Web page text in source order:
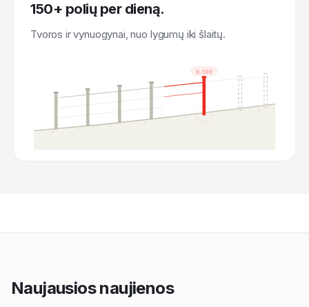
150+ polių per dieną.
Tvoros ir vynuogynai, nuo lygumų iki šlaitų.
N.500
Naujausios naujienos